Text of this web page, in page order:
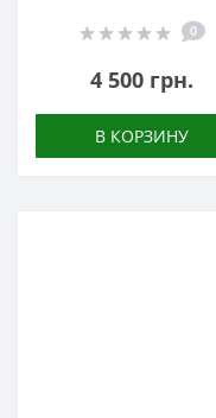
0
4 500 грн.
В КОРЗИНУ